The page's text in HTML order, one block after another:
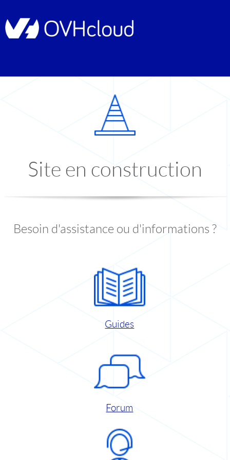
Site en construction
Besoin d'assistance ou d'informations ?
Guides
Forum